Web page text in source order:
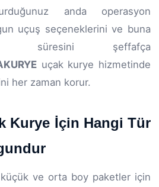
anda operasyon
uçuş seçeneklerini ve buna
süresini şeffafça
uçak kurye hizmetinde
her zaman korur.
Kurye İçin Hangi Tür
ve orta boy paketler için